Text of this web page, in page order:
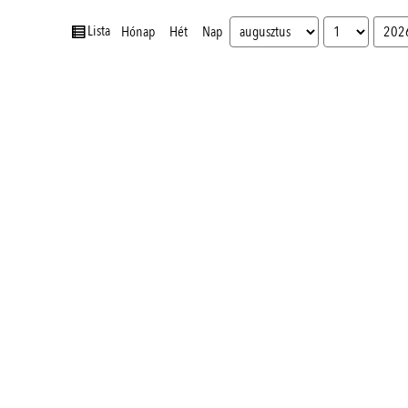
ListanézetHónap Hét Nap Hónap
Nap
Év